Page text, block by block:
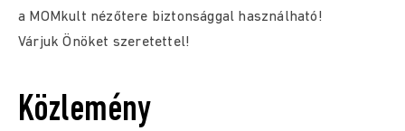
a MOMkult nézőtere biztonsággal használható!
Várjuk Önöket szeretettel!
Közlemény